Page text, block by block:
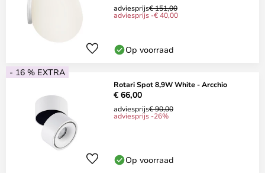
adviesprijs€ 151,00
adviesprijs -€ 40,00
Op voorraad
- 16 % EXTRA
Rotari Spot 8,9W White - Arcchio
€ 66,00
adviesprijs€ 90,00
adviesprijs -26%
Op voorraad